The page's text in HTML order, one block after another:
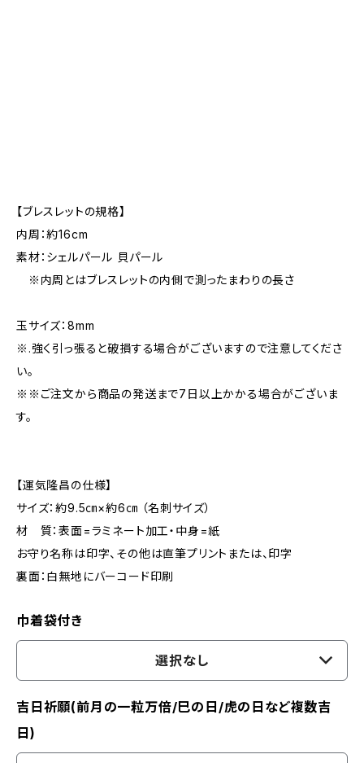
【ブレスレットの規格】
内周：約16cm
素材：シェルパール 貝パール
※内周とはブレスレットの内側で測ったまわりの長さ
玉サイズ：8mm
※.強く引っ張ると破損する場合がございますので注意してくださ
い。
※※ご注文から商品の発送まで7日以上かかる場合がございま
す。
【運気隆昌の仕様】
サイズ：約9.5㎝×約6㎝ （名刺サイズ）
材 質：表面=ラミネート加工・中身=紙
お守り名称は印字、その他は直筆プリントまたは、印字
裏面：白無地にバーコード印刷
巾着袋付き
選択なし
吉日祈願(前月の一粒万倍/巳の日/虎の日など複数吉
日)